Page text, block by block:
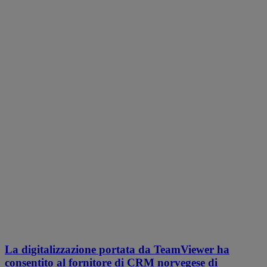
La digitalizzazione portata da TeamViewer ha
consentito al fornitore di CRM norvegese di